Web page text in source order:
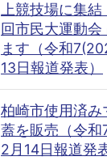
上競技場に集結
回市民大運動
ます（令和
13日報道発表）
柏崎市使用済み
蓋を販売（令
2月14日報道発